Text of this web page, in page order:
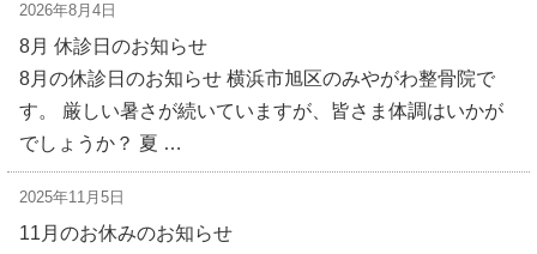
2026年8月4日
8月 休診日のお知らせ
8月の休診日のお知らせ 横浜市旭区のみやがわ整骨院で
す。 厳しい暑さが続いていますが、皆さま体調はいかが
でしょうか？ 夏 …
2025年11月5日
11月のお休みのお知らせ